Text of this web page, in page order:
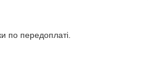
по передоплаті.